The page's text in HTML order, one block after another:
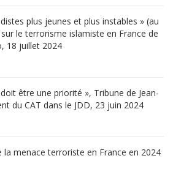
plus jeunes et plus instables » (au
sur le terrorisme islamiste en France de
18 juillet 2024
être une priorité », Tribune de Jean-
du CAT dans le JDD, 23 juin 2024
la menace terroriste en France en 2024